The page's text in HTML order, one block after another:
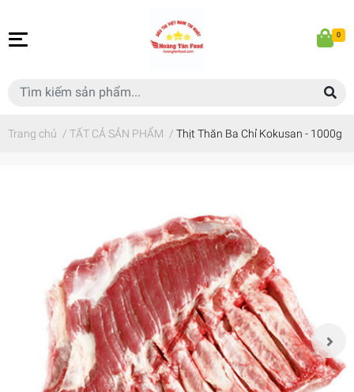
0
Trang chủ / TẤT CẢ SẢN PHẨM / Thịt Thăn Ba Chỉ Kokusan - 1000g